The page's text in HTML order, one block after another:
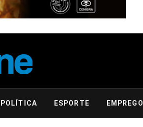
POLÍTICA ESPORTE EMPREGO